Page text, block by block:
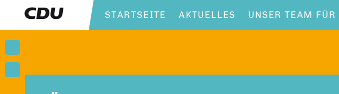
STARTSEITE AKTUELLES UNSER TEAM FÜR